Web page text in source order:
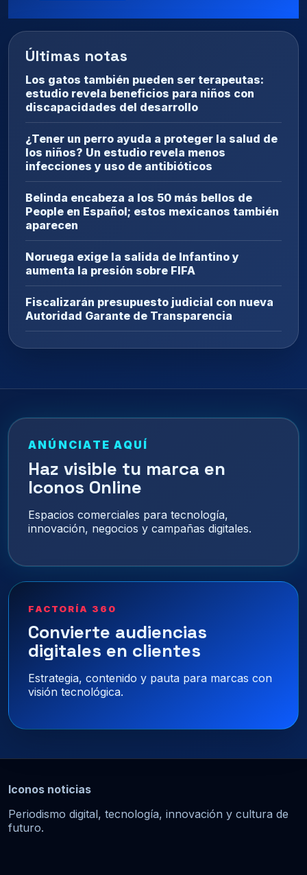
Últimas notas
Los gatos también pueden ser terapeutas:
estudio revela beneficios para niños con
discapacidades del desarrollo
¿Tener un perro ayuda a proteger la salud de
los niños? Un estudio revela menos
infecciones y uso de antibióticos
Belinda encabeza a los 50 más bellos de
People en Español; estos mexicanos también
aparecen
Noruega exige la salida de Infantino y
aumenta la presión sobre FIFA
Fiscalizarán presupuesto judicial con nueva
Autoridad Garante de Transparencia
ANÚNCIATE AQUÍ
Haz visible tu marca en
Iconos Online
Espacios comerciales para tecnología,
innovación, negocios y campañas digitales.
FACTORÍA 360
Convierte audiencias
digitales en clientes
Estrategia, contenido y pauta para marcas con
visión tecnológica.
Iconos noticias
Periodismo digital, tecnología, innovación y cultura de
futuro.